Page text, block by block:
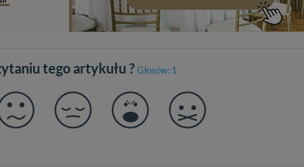
tego artykułu ? Głosów: 1
plikach cookies. Twoja przeglądarka umożliwia Ci skasowanie tych
tego zrobić za Ciebie.